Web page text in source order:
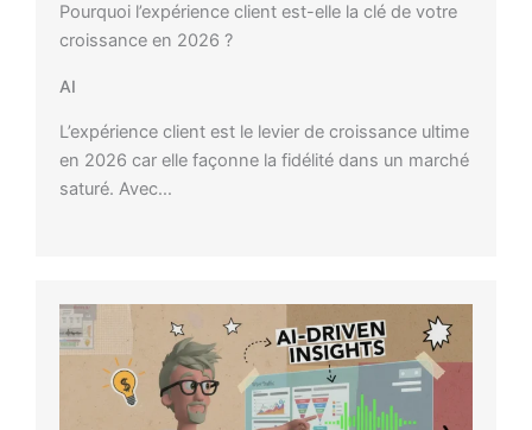
Pourquoi l’expérience client est-elle la clé de votre
croissance en 2026 ?
AI
L’expérience client est le levier de croissance ultime
en 2026 car elle façonne la fidélité dans un marché
saturé. Avec…